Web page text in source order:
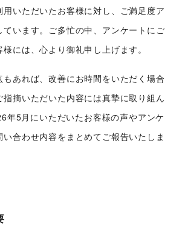
用いただいたお客様に対し、ご満足度ア
ています。ご多忙の中、アンケートにご
には、心より御礼申し上げます。
あれば、改善にお時間をいただく場合
指摘いただいた内容には真摯に取り組ん
年5月にいただいたお客様の声やアンケ
合わせ内容をまとめてご報告いたしま